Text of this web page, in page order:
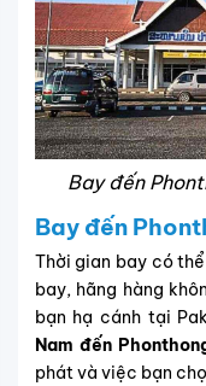
Bay đến
Bay đến
Thời gian bay có
bay, hãng hàng
bạn hạ cánh tại
Nam đến
phát và việc bạn